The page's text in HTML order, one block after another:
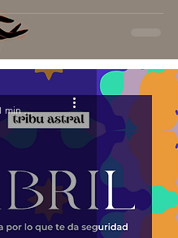
1 min de lectura